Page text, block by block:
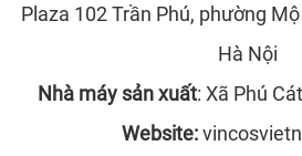
Plaza 102 Trần Phú, phường
Hà Nội
Nhà máy sản xuất: Xã Phú
Website: